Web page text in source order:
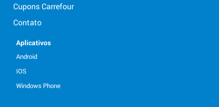
Cupons Carrefour
Contato
Aplicativos
Android
IOS
Windows Phone